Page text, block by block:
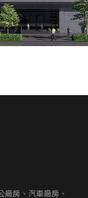
廠房、汽車廠房、